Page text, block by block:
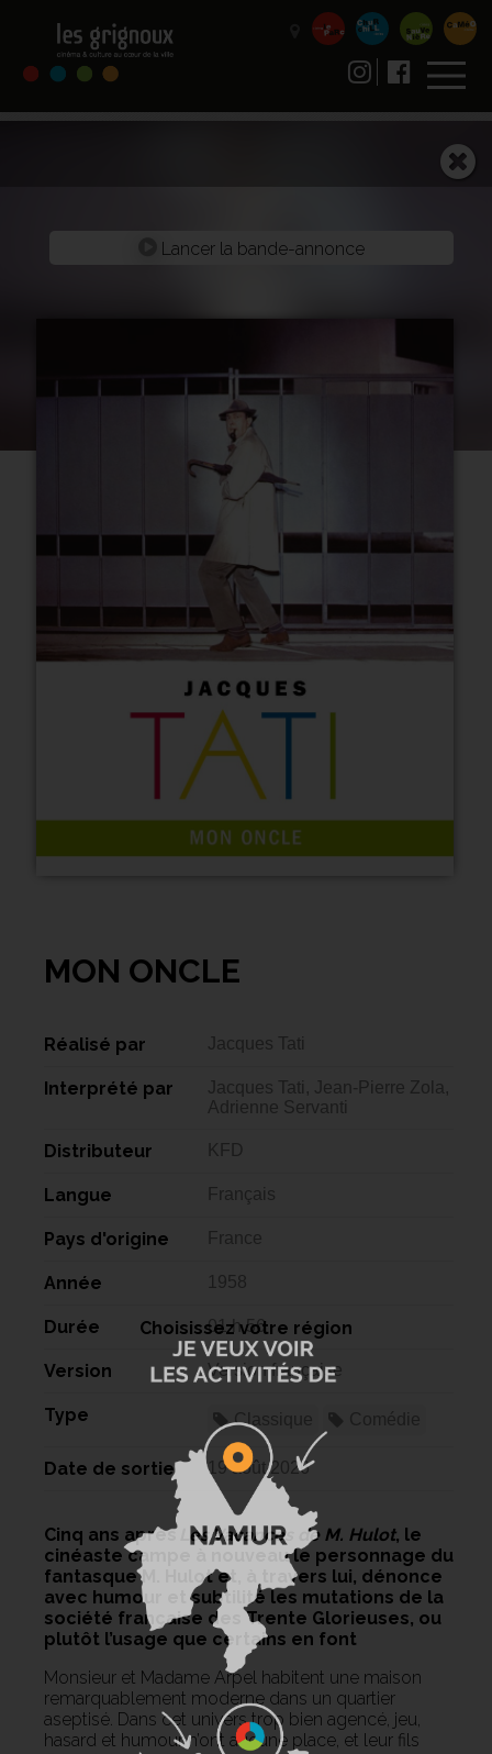
Lancer la bande-annonce
MON ONCLE
Réalisé par Jacques Tati
Interprété par
Jacques Tati, Jean-Pierre Zola,
Adrienne Servanti
Distributeur KFD
Langue Français
Pays d'origine France
Année 1958
Durée 01 h 56
Version Version française
Type Classique
Date de sortie 19 août 2026
Cinq ans après Les Vacances de M. Hulot, le
cinéaste campe à nouveau le personnage du
fantasque M. Hulot et, à travers lui, dénonce
avec humour et subtilité les mutations de la
société française des Trente Glorieuses, ou
plutôt l’usage que certains en font
Monsieur et Madame Arpel habitent une maison
remarquablement moderne dans un quartier
aseptisé. Dans cet univers trop bien agencé, jeu,
hasard et humour n’ont aucune place, et leur fils
Choisissez votre région